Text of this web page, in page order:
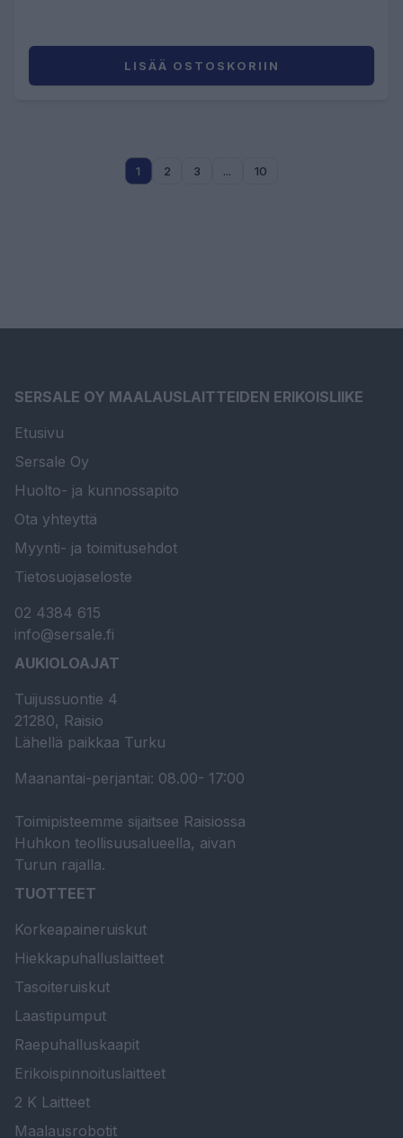
LISÄÄ OSTOSKORIIN
1 2 3 ... 10
SERSALE OY MAALAUSLAITTEIDEN ERIKOISLIIKE
Etusivu
Sersale Oy
Huolto- ja kunnossapito
Ota yhteyttä
Myynti- ja toimitusehdot
Tietosuojaseloste
02 4384 615
info@sersale.fi
AUKIOLOAJAT
Tuijussuontie 4
21280, Raisio
Lähellä paikkaa Turku
Maanantai-perjantai: 08.00- 17:00
Toimipisteemme sijaitsee Raisiossa
Huhkon teollisuusalueella, aivan
Turun rajalla.
TUOTTEET
Korkeapaineruiskut
Hiekkapuhalluslaitteet
Tasoiteruiskut
Laastipumput
Raepuhalluskaapit
Erikoispinnoituslaitteet
2 K Laitteet
Maalausrobotit